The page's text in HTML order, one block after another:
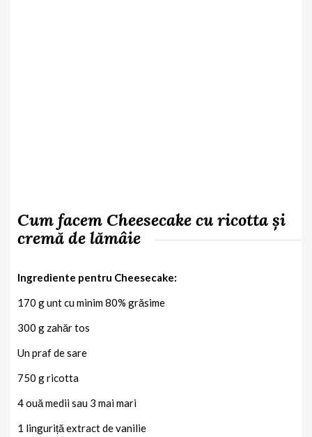
Cum facem Cheesecake cu ricotta și
cremă de lămâie
Ingrediente pentru Cheesecake:
170 g unt cu minim 80% grăsime
300 g zahăr tos
Un praf de sare
750 g ricotta
4 ouă medii sau 3 mai mari
1 linguriță extract de vanilie